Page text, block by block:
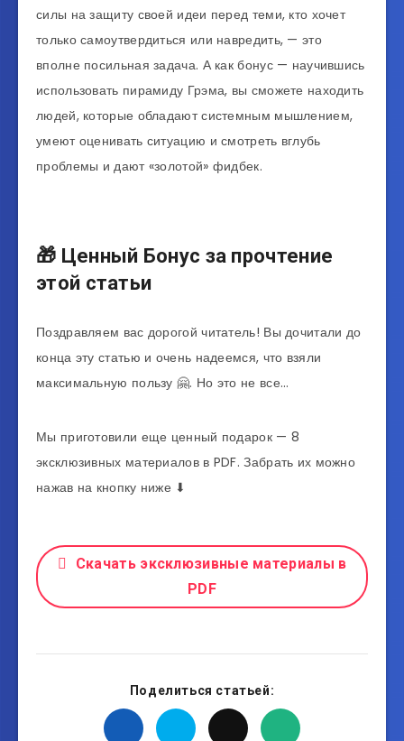
силы на защиту своей идеи перед теми, кто хочет
только самоутвердиться или навредить, — это
вполне посильная задача. А как бонус — научившись
использовать пирамиду Грэма, вы сможете находить
людей, которые обладают системным мышлением,
умеют оценивать ситуацию и смотреть вглубь
проблемы и дают «золотой» фидбек.
🎁 Ценный Бонус за прочтение
этой статьи
Поздравляем вас дорогой читатель! Вы дочитали до
конца эту статью и очень надеемся, что взяли
максимальную пользу 🤗. Но это не все…
Мы приготовили еще ценный подарок — 8
эксклюзивных материалов в PDF. Забрать их можно
нажав на кнопку ниже ⬇
Скачать эксклюзивные материалы в
PDF
Поделиться статьей: